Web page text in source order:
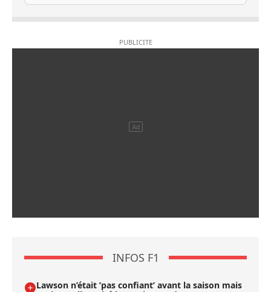
INFOS F1
Lawson n’était ’pas confiant’ avant la saison mais